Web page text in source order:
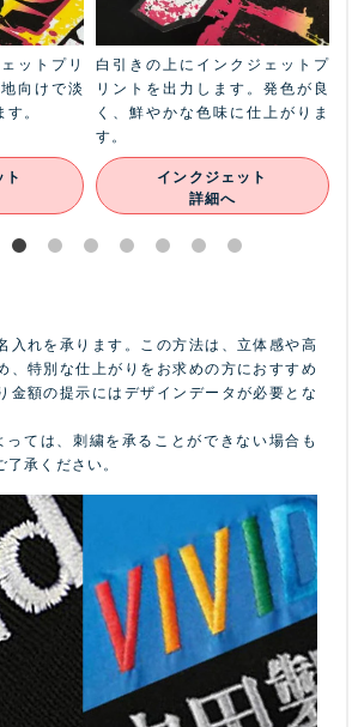
ットプリ
向けで淡
。
白引きの上にインクジェットプ
リントを出力します。発色が良
く、鮮やかな色味に仕上がりま
す。
インクジェット
詳細へ
入れを承ります。この方法は、立体感や高
、特別な仕上がりをお求めの方におすすめ
金額の提示にはデザインデータが必要とな
ては、刺繍を承ることができない場合も
承ください。